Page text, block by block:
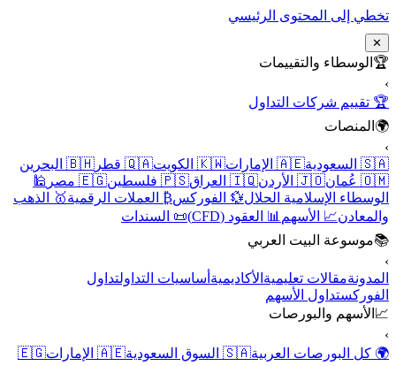
تخطي إلى المحتوى الرئيسي
✕
🏆 الوسطاء والتقييمات
›
🏆 تقييم شركات التداول
🌍 المنصات
›
🇸🇦 السعودية
🇦🇪 الإمارات 🇰🇼 الكويت 🇶🇦 قطر
🇧🇭 البحرين
🇴🇲 عُمان
🇯🇴 الأردن 🇮🇶 العراق 🇵🇸 فلسطين 🇪🇬 مصر
🕌
الوسطاء الإسلامية الحلال💱 الفوركس₿ العملات الرقمية🥇 الذهب
والمعادن📈 الأسهم 📊 العقود (CFD)
📜 السندات
📚موسوعة البيت العربي
›
المدونةمقالات تعليمية الأكاديمية أساسيات التداولتداول
الفوركستداول الأسهم
📈 الأسهم والبورصات
›
🌍 كل البورصات العربية🇸🇦 السوق السعودية 🇦🇪 الإمارات
🇪🇬